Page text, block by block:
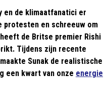
en de klimaatfanatici er
protesten en schreeuw om
de Britse premier Rishi
Tijdens zijn recente
Sunak de realistische
een kwart van onze energie